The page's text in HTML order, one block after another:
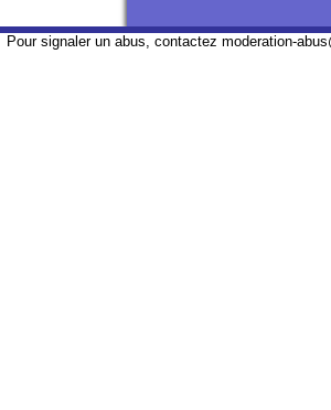
Pour signaler un abus, contactez moderation-